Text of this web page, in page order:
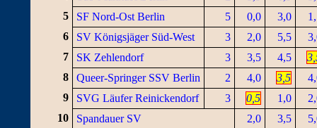
5
SF Nord-Ost Berlin 5 0,0 3,0
6
SV Königsjäger Süd-West 3 2,0 5,5
7
SK Zehlendorf 3 3,5 4,5
8
Queer-Springer SSV Berlin 2 4,0 3,5
9
SVG Läufer Reinickendorf 3 0,5 1,0
10
Spandauer SV 2,0 3,5